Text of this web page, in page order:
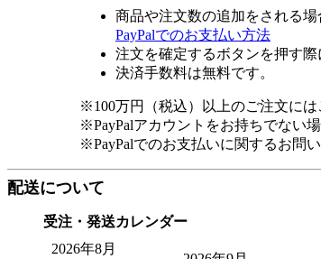
商品や注文数の追加をされる
PayPalでのお支払い方法
注文を確定するボタンを押す
決済手数料は無料です。
※100万円（税込）以上のご注文には
※PayPalアカウントをお持ちでない
※PayPalでのお支払いに関するお問
配送について
受注・発送カレンダー
2026年8月